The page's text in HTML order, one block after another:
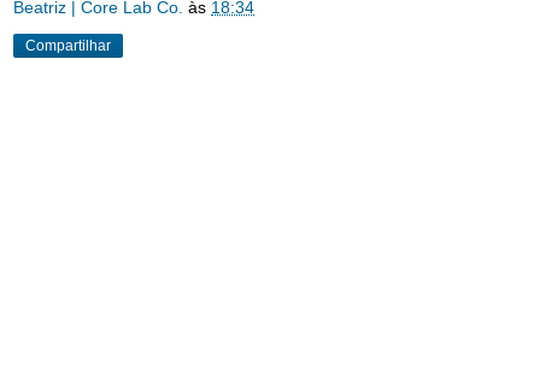
Beatriz | Core Lab Co. às 18:34
Compartilhar